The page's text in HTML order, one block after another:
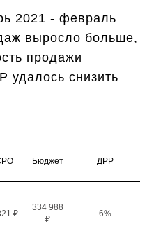
2021 - февраль
выросло больше,
продажи
удалось снизить
Бюджет ДРР
₽
334 988
₽
6%